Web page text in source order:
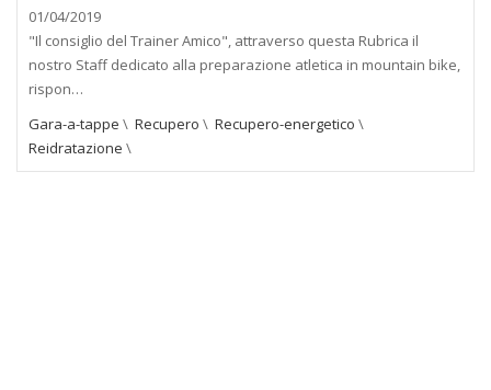
01/04/2019
"Il consiglio del Trainer Amico", attraverso questa Rubrica il
nostro Staff dedicato alla preparazione atletica in mountain bike,
rispon…
Gara-a-tappe \ Recupero \ Recupero-energetico \
Reidratazione \